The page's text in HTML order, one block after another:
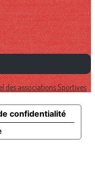
des associations Sportives
confidentialité